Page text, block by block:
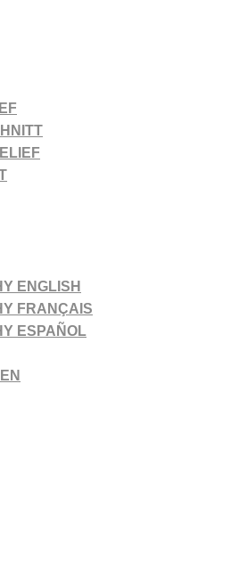
ENGLISH
FRANÇAIS
ESPAÑOL